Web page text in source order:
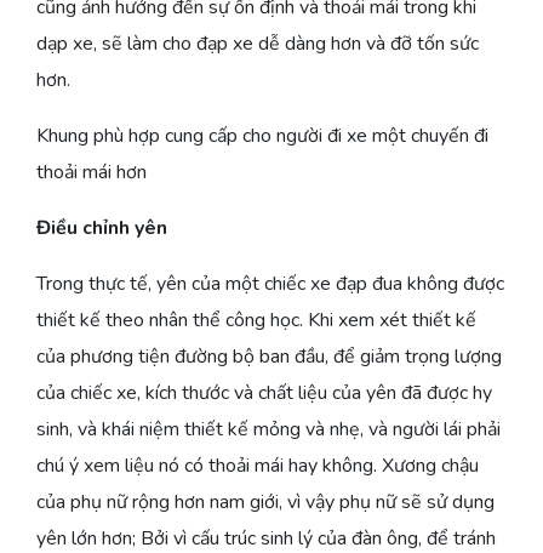
cũng ảnh hưởng đến sự ổn định và thoải mái trong khi
dạp xe, sẽ làm cho đạp xe dễ dàng hơn và đỡ tốn sức
hơn.
Khung phù hợp cung cấp cho người đi xe một chuyến đi
thoải mái hơn
Điều chỉnh yên
Trong thực tế, yên của một chiếc xe đạp đua không được
thiết kế theo nhân thể công học. Khi xem xét thiết kế
của phương tiện đường bộ ban đầu, để giảm trọng lượng
của chiếc xe, kích thước và chất liệu của yên đã được hy
sinh, và khái niệm thiết kế mỏng và nhẹ, và người lái phải
chú ý xem liệu nó có thoải mái hay không. Xương chậu
của phụ nữ rộng hơn nam giới, vì vậy phụ nữ sẽ sử dụng
yên lớn hơn; Bởi vì cấu trúc sinh lý của đàn ông, để tránh